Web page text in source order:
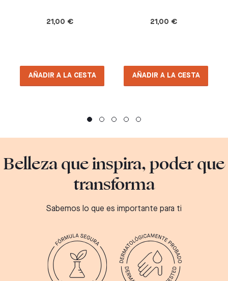
21,00 €
AÑADIR A LA CESTA
21,00 €
AÑADIR A LA CESTA
Belleza que inspira, poder que
transforma
Sabemos lo que es importante para ti